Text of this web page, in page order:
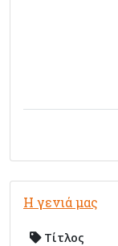
Η γενιά μας
Τίτλος